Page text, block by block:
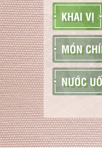
KHAI VỊ
MÓN
NƯỚC